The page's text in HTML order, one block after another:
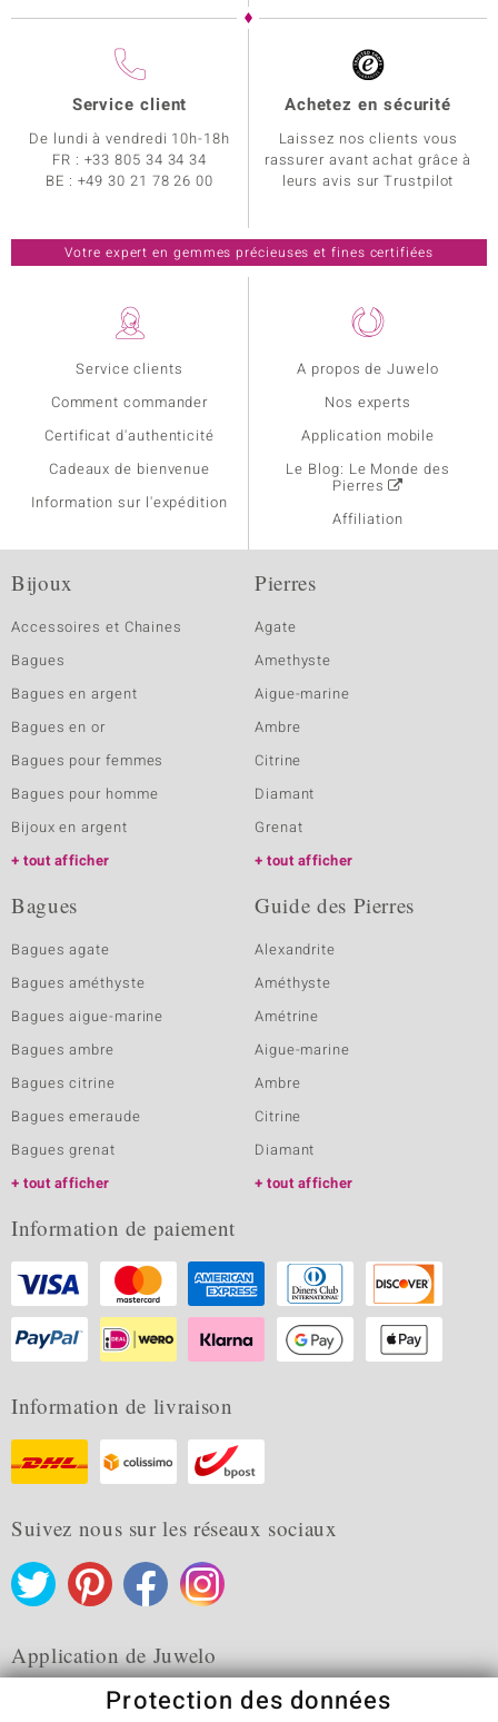
Service clients
Comment commander
Certificat d'authenticité
Cadeaux de bienvenue
Information sur l'expédition
A propos de Juwelo
Nos experts
Application mobile
Le Blog: Le Monde des
Pierres
Affiliation
Service client
De lundi à vendredi 10h-18h
FR : +33 805 34 34 34
BE : +49 30 21 78 26 00
Achetez en sécurité
Laissez nos clients vous
rassurer avant achat grâce à
leurs avis sur Trustpilot
Votre expert en gemmes précieuses et fines certifiées
Bijoux
Accessoires et Chaines
Bagues
Bagues en argent
Bagues en or
Bagues pour femmes
Bagues pour homme
Bijoux en argent
tout afficher
Pierres
Agate
Amethyste
Aigue-marine
Ambre
Citrine
Diamant
Grenat
tout afficher
Bagues
Bagues agate
Bagues améthyste
Bagues aigue-marine
Bagues ambre
Bagues citrine
Bagues emeraude
Bagues grenat
tout afficher
Guide des Pierres
Alexandrite
Améthyste
Amétrine
Aigue-marine
Ambre
Citrine
Diamant
tout afficher
Information de paiement
Information de livraison
Suivez nous sur les réseaux sociaux
Application de Juwelo
Protection des données